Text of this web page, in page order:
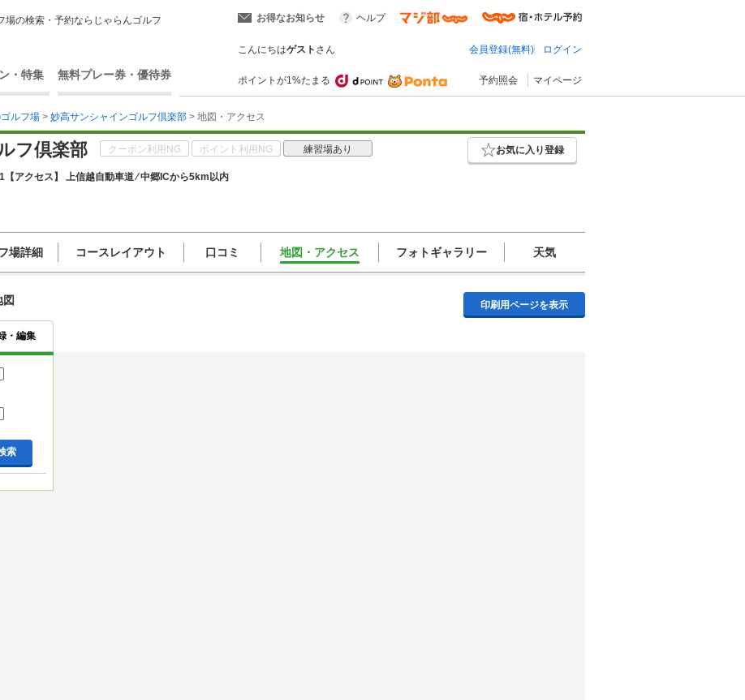
場の検索・予約ならじゃらんゴルフ
・特集 無料プレー券・優待券
お得なお知らせ ヘルプ
こんにちはゲスト さん 会員登録(無料) ログイン
ポイントが1%たまる 予約照会 マイページ
ルフ場 > 妙高サンシャインゴルフ倶楽部 > 地図・アクセス
フ倶楽部 クーポン利用NG ポイント利用NG 練習場あり お気に入り登録
【アクセス】 上信越自動車道 ⁄ 中郷ICから5km以内
場詳細 コースレイアウト 口コミ 地図・アクセス フォトギャラリー 天気
印刷用ページを表示
・編集
索